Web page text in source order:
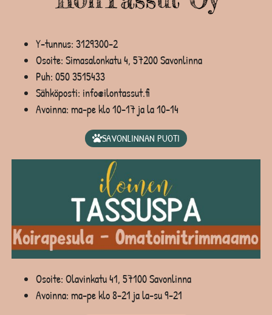
Y-tunnus: 3129300-2
Osoite: Simasalonkatu 4, 57200 Savonlinna
Puh: 050 3515433
Sähköposti: info@ilontassut.fi
Avoinna: ma-pe klo 10-17 ja la 10-14
SAVONLINNAN PUOTI
Osoite: Olavinkatu 41, 57100 Savonlinna
Avoinna: ma-pe klo 8-21 ja la-su 9-21